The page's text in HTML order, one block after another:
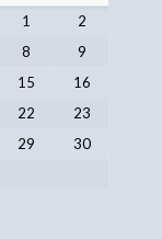
1
2
8
9
15
16
22
23
29
30